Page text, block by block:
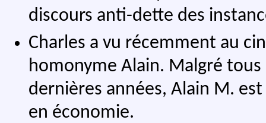
discours anti-dette des
Charles a vu récemment au
homonyme Alain. Malgré
dernières années, Alain M.
en économie.